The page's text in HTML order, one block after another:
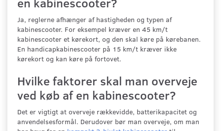
Ja, reglerne afhænger af hastigheden og typen af
kabinescooter. For eksempel kræver en 45 km/t
kabinescooter et kørekort, og den skal køre på kørebanen.
En handicapkabinescooter på 15 km/t kræver ikke
kørekort og kan køre på fortovet.
Hvilke faktorer skal man overveje
ved køb af en kabinescooter?
Det er vigtigt at overveje rækkevidde, batterikapacitet og
anvendelsesformål. Derudover bør man overveje, om man